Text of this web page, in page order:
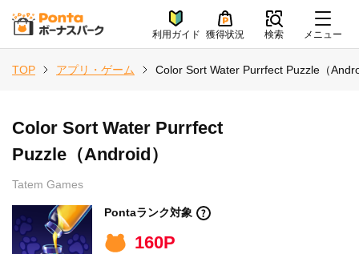
利用ガイド 獲得状況 検索 メニュー
TOP アプリ・ゲーム Color Sort Water Purrfect Puzzle（
Color Sort Water Purrfect
Puzzle（Android）
Tatem Games
Pontaランク対象
160P